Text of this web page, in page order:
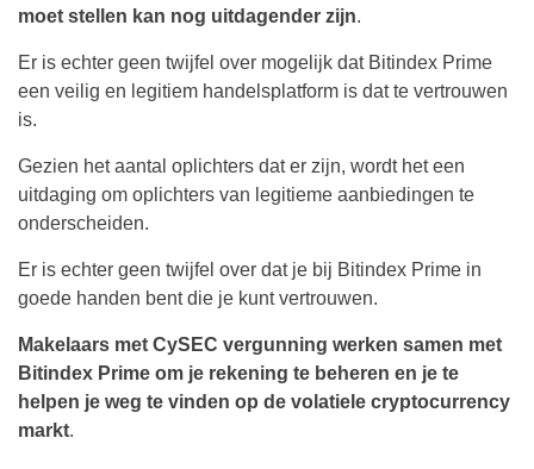
moet stellen kan nog uitdagender zijn.
Er is echter geen twijfel over mogelijk dat Bitindex Prime
een veilig en legitiem handelsplatform is dat te vertrouwen
is.
Gezien het aantal oplichters dat er zijn, wordt het een
uitdaging om oplichters van legitieme aanbiedingen te
onderscheiden.
Er is echter geen twijfel over dat je bij Bitindex Prime in
goede handen bent die je kunt vertrouwen.
Makelaars met CySEC vergunning werken samen met
Bitindex Prime om je rekening te beheren en je te
helpen je weg te vinden op de volatiele cryptocurrency
markt.